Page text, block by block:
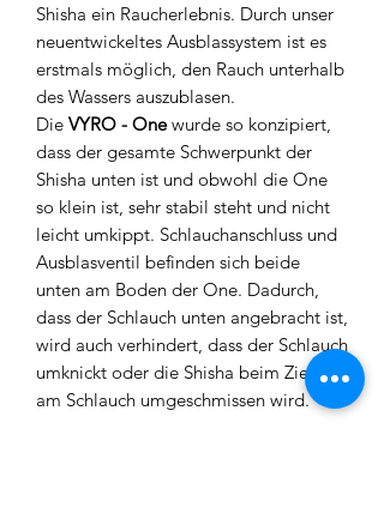
Shisha ein Raucherlebnis. Durch unser
neuentwickeltes Ausblassystem ist es
erstmals möglich, den Rauch unterhalb
des Wassers auszublasen.
Die VYRO - Onewurde so konzipiert,
dass der gesamte Schwerpunkt der
Shisha unten ist und obwohl die One
so klein ist, sehr stabil steht und nicht
leicht umkippt. Schlauchanschluss und
Ausblasventil befinden sich beide
unten am Boden der One. Dadurch,
dass der Schlauch unten angebracht ist,
wird auch verhindert, dass der Schlauch
umknickt oder die Shisha beim Ziehen
am Schlauch umgeschmissen wird.